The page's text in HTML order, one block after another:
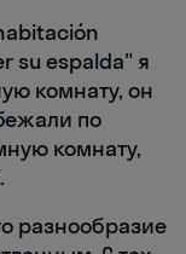
su espalda" я
комнату, он
по
комнату,
разнообразие